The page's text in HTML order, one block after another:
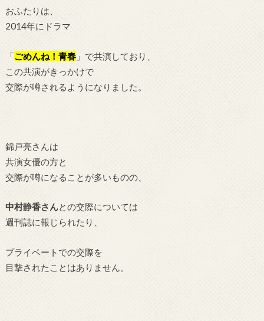
おふたりは、
2014年にドラマ
「ごめんね！青春」で共演しており、
この共演がきっかけで
交際が噂されるようになりました。
錦戸亮さんは
共演女優の方と
交際が噂になることが多いものの、
中村静香さんとの交際については
週刊誌に報じられたり、
プライベートでの交際を
目撃されたことはありません。